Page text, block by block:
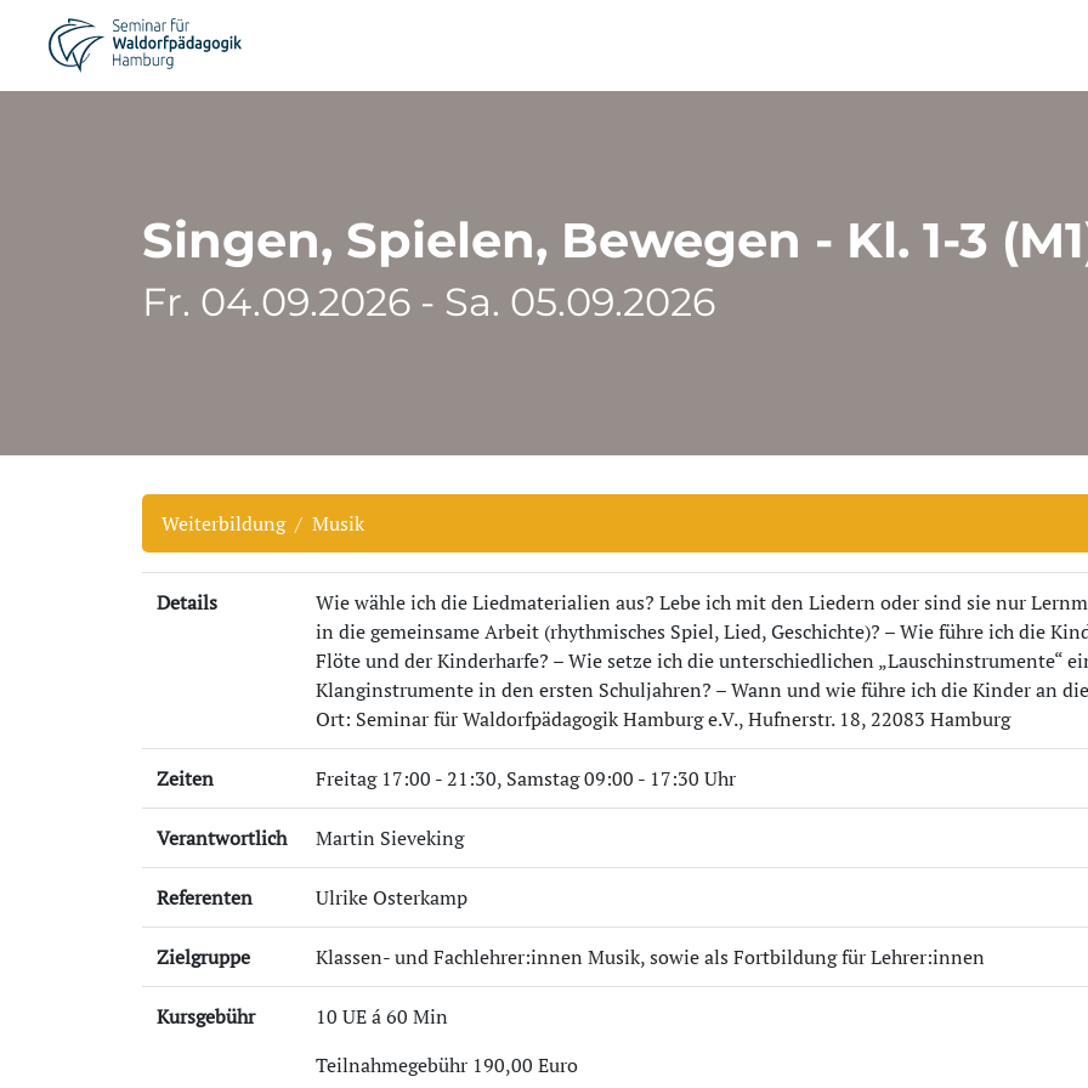
Singen, Spielen, Bewegen - Kl. 1-3
Fr. 04.09.2026 - Sa. 05.09.2026
Weiterbildung Musik
Details
Wie wähle ich die Liedmaterialien aus? Lebe ich mit den Liedern oder sind sie nur
in die gemeinsame Arbeit (rhythmisches Spiel, Lied, Geschichte)? – Wie führe ich die
Flöte und der Kinderharfe? – Wie setze ich die unterschiedlichen „Lauschinstrumente“
Klanginstrumente in den ersten Schuljahren? – Wann und wie führe ich die Kinder an
Ort: Seminar für Waldorfpädagogik Hamburg e.V., Hufnerstr. 18, 22083 Hamburg
Zeiten Freitag 17:00 - 21:30, Samstag 09:00 - 17:30 Uhr
Verantwortlich Martin Sieveking
Referenten Ulrike Osterkamp
Zielgruppe Klassen- und Fachlehrer:innen Musik, sowie als Fortbildung für Lehrer:innen
Kursgebühr
10 UE á 60 Min
Teilnahmegebühr 190,00 Euro